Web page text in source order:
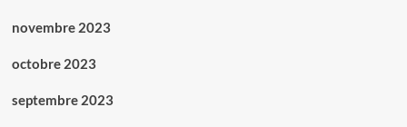
novembre 2023
octobre 2023
septembre 2023